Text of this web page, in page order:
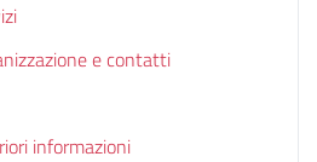
e contatti
informazioni